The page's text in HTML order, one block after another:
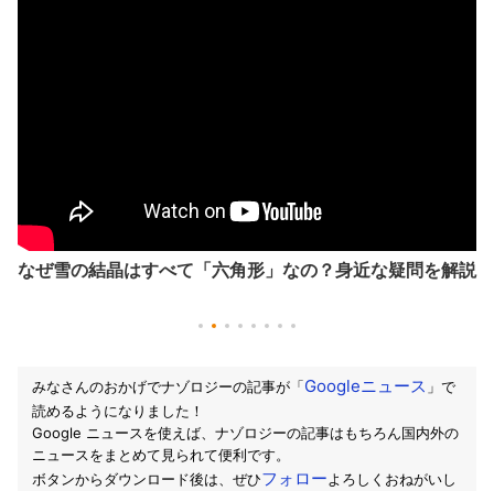
なぜ雪の結晶はすべて「六角形」なの？身近な疑問を解説
みなさんのおかげでナゾロジーの記事が「Googleニュース 」で
読めるようになりました！
Google ニュースを使えば、ナゾロジーの記事はもちろん国内外の
ニュースをまとめて見られて便利です。
ボタンからダウンロード後は、ぜひフォローよろしくおねがいし